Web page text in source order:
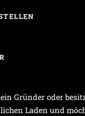
Gründer oder
Laden und